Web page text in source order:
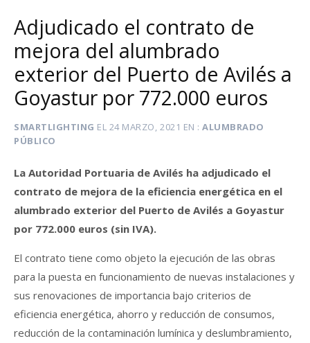
Adjudicado el contrato de
mejora del alumbrado
exterior del Puerto de Avilés a
Goyastur por 772.000 euros
SMARTLIGHTING EL 24 MARZO, 2021 EN
ALUMBRADO
PÚBLICO
La Autoridad Portuaria de Avilés ha adjudicado el
contrato de mejora de la eficiencia energética en el
alumbrado exterior del Puerto de Avilés a Goyastur
por 772.000 euros (sin IVA).
El contrato tiene como objeto la ejecución de las obras
para la puesta en funcionamiento de nuevas instalaciones y
sus renovaciones de importancia bajo criterios de
eficiencia energética, ahorro y reducción de consumos,
reducción de la contaminación lumínica y deslumbramiento,